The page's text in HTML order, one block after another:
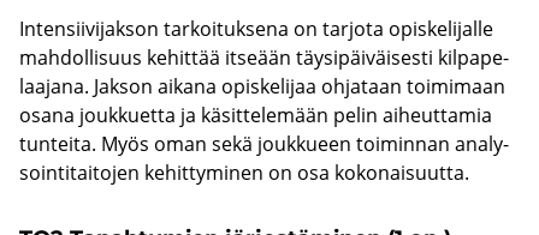
In­ten­sii­vi­jak­son tar­koi­tuk­se­na on tar­jo­ta opis­ke­li­jal­le
mah­dol­li­suus ke­hit­tää it­se­ään täy­si­päi­väi­ses­ti kil­pa­pe­
laa­ja­na. Jak­son ai­ka­na opis­ke­li­jaa oh­ja­taan toi­mi­maan
osana jouk­kuet­ta ja kä­sit­te­le­mään pelin ai­heut­ta­mia
tun­tei­ta. Myös oman sekä jouk­ku­een toi­min­nan ana­ly­
soin­ti­tai­to­jen ke­hit­ty­mi­nen on osa ko­ko­nai­suut­ta.